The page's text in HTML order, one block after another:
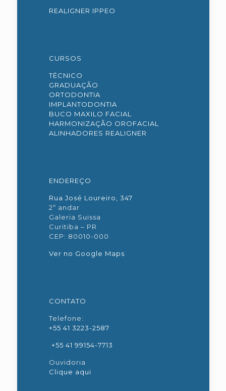
REALIGNER IPPEO
CURSOS
TÉCNICO
GRADUAÇÃO
ORTODONTIA
IMPLANTODONTIA
BUCO MAXILO FACIAL
HARMONIZAÇÃO OROFACIAL
ALINHADORES REALIGNER
ENDEREÇO
Rua José Loureiro, 347
2º andar
Galeria Suissa
Curitiba – PR
CEP: 80010-000
Ver no Google Maps
CONTATO
Telefone:
+55 41 3223-2587
+55 41 99154-7713
Ouvidoria
Clique aqui